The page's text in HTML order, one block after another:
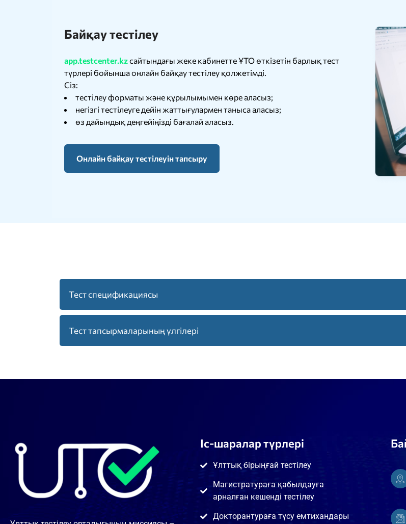
Байқау тестілеу
app.testcenter.kzсайтындағы жеке кабинетте ҰТО өткізетін барлық тест
түрлері бойынша онлайн байқау тестілеу қолжетімді.
Сіз:
тестілеу форматы және құрылымымен көре аласыз;
негізгі тестілеуге дейін жаттығулармен таныса аласыз;
өз дайындық деңгейіңізді бағалай аласыз.
Онлайн байқау тестілеуін тапсыру
Тест спецификациясы
Тест тапсырмаларының үлгілері
Іс-шаралар түрлері
Ұлттық бірыңғай тестілеу
Магистратураға қабылдауға
арналған кешенді тестілеу
Докторантураға түсу емтихандары